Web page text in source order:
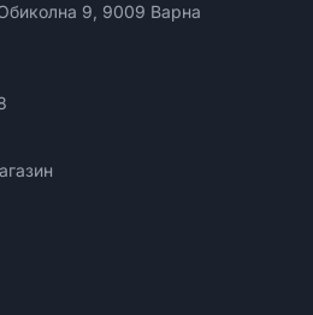
9, 9009 Варна